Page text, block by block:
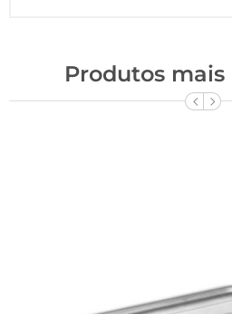
Produtos